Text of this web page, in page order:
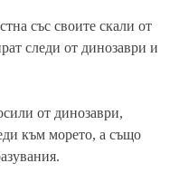
със своите скали от
следи от динозаври и
от динозаври,
към морето, а също